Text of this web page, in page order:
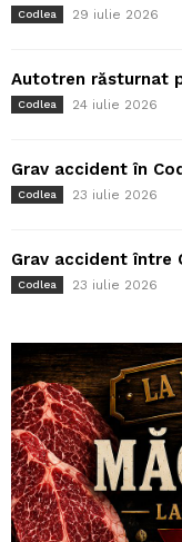
Codlea 29 iulie 2026
Autotren răsturnat
Codlea 24 iulie 2026
Grav accident în
Codlea 23 iulie 2026
Grav accident între
Codlea 23 iulie 2026